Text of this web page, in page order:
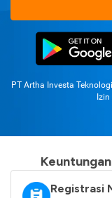
PT Artha Investa
Izin
Registrasi